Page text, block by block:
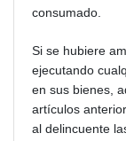
consumado.
Si se hubiere
ejecutando
en sus bienes,
artículos
al delincuente